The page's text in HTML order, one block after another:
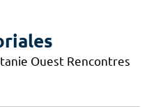
Ouest Rencontres